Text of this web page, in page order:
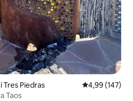
Piedras 4,99 av 5 i
4,99 (147)
Taos